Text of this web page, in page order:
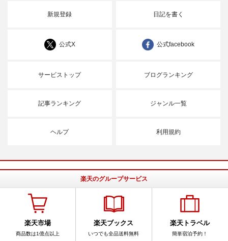
新規登録 日記を書く
公式X 公式facebook
サービストップ ブログランキング
記事ランキング ジャンル一覧
ヘルプ 利用規約
楽天のグループサービス
楽天市場
商品数は1億点以上
楽天ブックス
いつでも全品送料無料
楽天トラベル
簡単宿泊予約！